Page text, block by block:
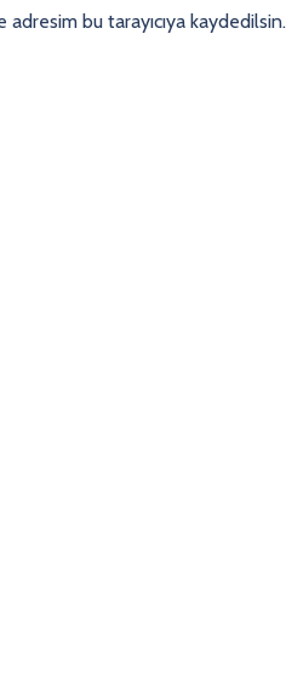
bu tarayıcıya kaydedilsin.